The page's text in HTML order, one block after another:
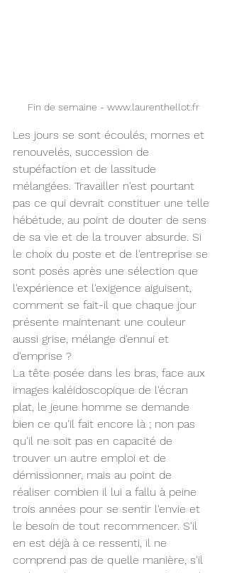
Fin de semaine - www.laurenthellot.fr
Les jours se sont écoulés, mornes et
renouvelés, succession de
stupéfaction et de lassitude
mélangées. Travailler n'est pourtant
pas ce qui devrait constituer une telle
hébétude, au point de douter de sens
de sa vie et de la trouver absurde. Si
le choix du poste et de l'entreprise se
sont posés après une sélection que
l'expérience et l'exigence aiguisent,
comment se fait-il que chaque jour
présente maintenant une couleur
aussi grise, mélange d'ennui et
d'emprise ?
La tête posée dans les bras, face aux
images kaléidoscopique de l'écran
plat, le jeune homme se demande
bien ce qu'il fait encore là ; non pas
qu'il ne soit pas en capacité de
trouver un autre emploi et de
démissionner, mais au point de
réaliser combien il lui a fallu à peine
trois années pour se sentir l'envie et
le besoin de tout recommencer. S'il
en est déjà à ce ressenti, il ne
comprend pas de quelle manière, s'il